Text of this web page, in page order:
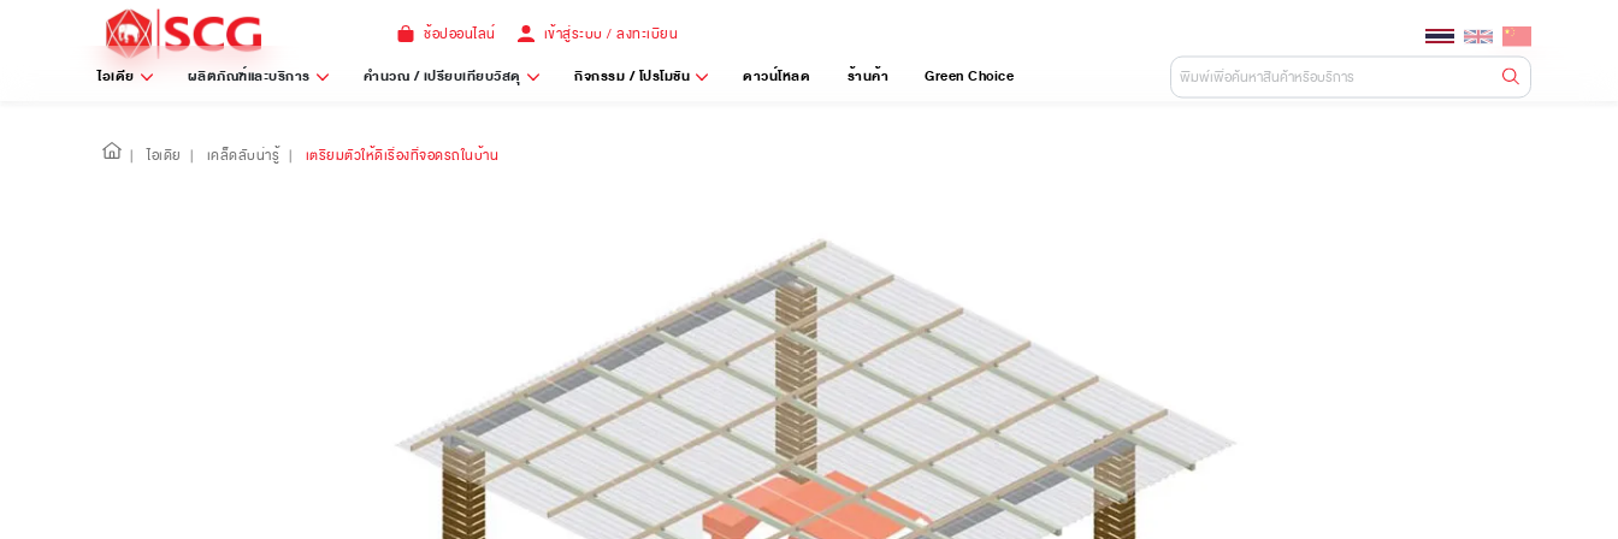
ช้อปออนไลน์ เข้าสู่ระบบ / ลงทะเบียน
ไอเดีย ผลิตภัณฑ์และบริการ คำนวณ / เปรียบเทียบวัสดุ กิจกรรม / โปรโมชัน ดาวน์โหลด ร้านค้า Green Choice
| ไอเดีย | เคล็ดลับน่ารู้ | เตรียมตัวให้ดีเรื่องที่จอดรถในบ้าน